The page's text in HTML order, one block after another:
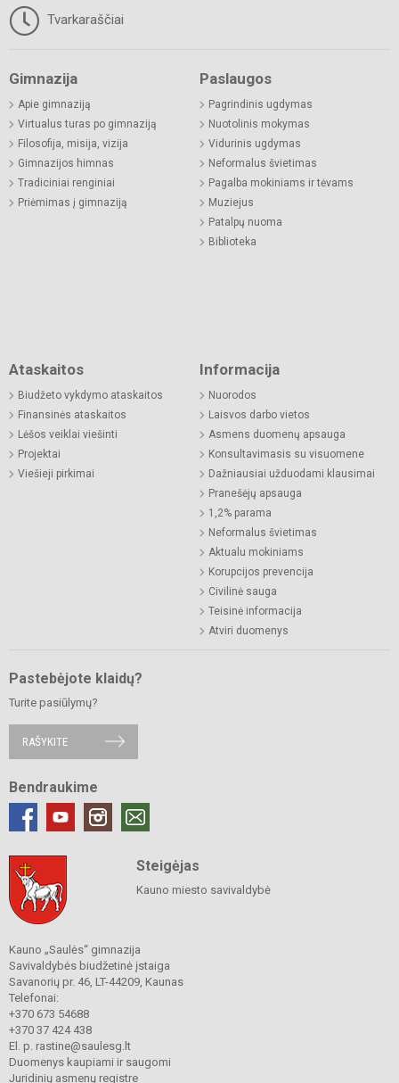
Tvarkaraščiai
Gimnazija
Apie gimnaziją
Virtualus turas po gimnaziją
Filosofija, misija, vizija
Gimnazijos himnas
Tradiciniai renginiai
Priėmimas į gimnaziją
Paslaugos
Pagrindinis ugdymas
Nuotolinis mokymas
Vidurinis ugdymas
Neformalus švietimas
Pagalba mokiniams ir tėvams
Muziejus
Patalpų nuoma
Biblioteka
Ataskaitos
Biudžeto vykdymo ataskaitos
Finansinės ataskaitos
Lėšos veiklai viešinti
Projektai
Viešieji pirkimai
Informacija
Nuorodos
Laisvos darbo vietos
Asmens duomenų apsauga
Konsultavimasis su visuomene
Dažniausiai užduodami klausimai
Pranešėjų apsauga
1,2% parama
Neformalus švietimas
Aktualu mokiniams
Korupcijos prevencija
Civilinė sauga
Teisinė informacija
Atviri duomenys
Pastebėjote klaidų?
Turite pasiūlymų?
RAŠYKITE
Bendraukime
Steigėjas
Kauno miesto savivaldybė
Kauno „Saulės“ gimnazija
Savivaldybės biudžetinė įstaiga
Savanorių pr. 46, LT-44209, Kaunas
Telefonai:
+370 673 54688
+370 37 424 438
El. p. rastine@saulesg.lt
Duomenys kaupiami ir saugomi
Juridinių asmenų registre